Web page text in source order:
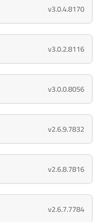
v3.0.4.8170
v3.0.2.8116
v3.0.0.8056
v2.6.9.7832
v2.6.8.7816
v2.6.7.7784